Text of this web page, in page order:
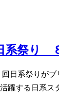
系祭り
日系祭りが
躍する日系